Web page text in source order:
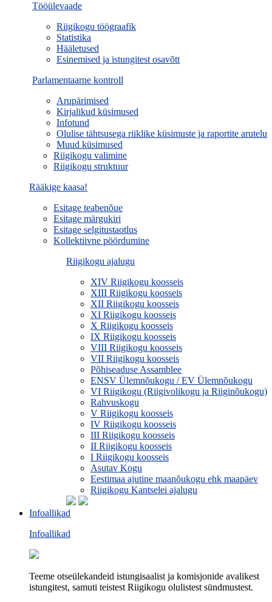
Tööülevaade
Riigikogu töögraafik
Statistika
Hääletused
Esinemised ja istungitest osavõtt
Parlamentaarne kontroll
Arupärimised
Kirjalikud küsimused
Infotund
Olulise tähtsusega riiklike küsimuste ja raportite arutelu
Muud küsimused
Riigikogu valimine
Riigikogu struktuur
Rääkige kaasa!
Esitage teabenõue
Esitage märgukiri
Esitage selgitustaotlus
Kollektiivne pöördumine
Riigikogu ajalugu
XIV Riigikogu koosseis
XIII Riigikogu koosseis
XII Riigikogu koosseis
XI Riigikogu koosseis
X Riigikogu koosseis
IX Riigikogu koosseis
VIII Riigikogu koosseis
VII Riigikogu koosseis
Põhiseaduse Assamblee
ENSV Ülemnõukogu / EV Ülemnõukogu
VI Riigikogu (Riigivolikogu ja Riiginõukogu)
Rahvuskogu
V Riigikogu koosseis
IV Riigikogu koosseis
III Riigikogu koosseis
II Riigikogu koosseis
I Riigikogu koosseis
Asutav Kogu
Eestimaa ajutine maanõukogu ehk maapäev
Riigikogu Kantselei ajalugu
Infoallikad
Infoallikad
Teeme otseülekandeid istungisaalist ja komisjonide avalikest
istungitest, samuti teistest Riigikogu olulistest sündmustest.